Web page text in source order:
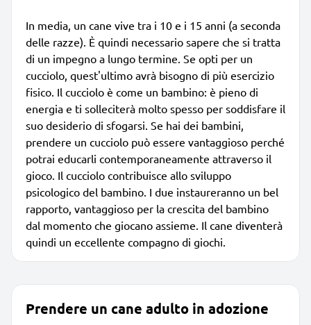
In media, un cane vive tra i 10 e i 15 anni (a seconda
delle razze). È quindi necessario sapere che si tratta
di un impegno a lungo termine. Se opti per un
cucciolo, quest'ultimo avrà bisogno di più esercizio
fisico. Il cucciolo è come un bambino: è pieno di
energia e ti solleciterà molto spesso per soddisfare il
suo desiderio di sfogarsi. Se hai dei bambini,
prendere un cucciolo può essere vantaggioso perché
potrai educarli contemporaneamente attraverso il
gioco. Il cucciolo contribuisce allo sviluppo
psicologico del bambino. I due instaureranno un bel
rapporto, vantaggioso per la crescita del bambino
dal momento che giocano assieme. Il cane diventerà
quindi un eccellente compagno di giochi.
Prendere un cane adulto in adozione